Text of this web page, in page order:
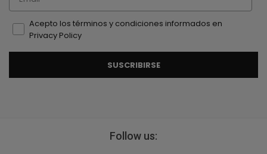
Acepto los términos y condiciones informados en
Privacy Policy
SUSCRIBIRSE
Follow us: